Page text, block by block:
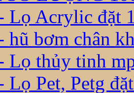
Lọ Acrylic đặt
hũ bơm chân
Lọ thủy tinh
Lọ Pet, Petg